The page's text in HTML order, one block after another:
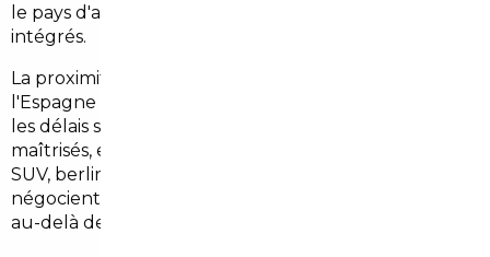
le pays d'achat, une fois tous les frais de rapatriement
intégrés.
La proximité géographique de Bordeaux avec
l'Espagne et le Portugal constitue un avantage réel :
les délais sont raccourcis, les coûts logistiques
maîtrisés, et certains modèles prisés dans la région —
SUV, berlines premium, véhicules électriques — se
négocient dans des conditions bien plus favorables
au-delà des Pyrénées.